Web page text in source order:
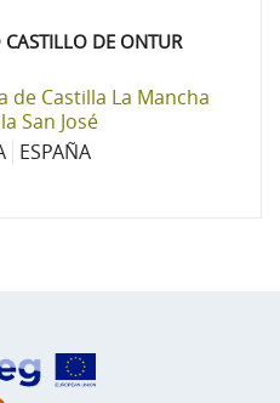
DE ONTUR
de Castilla La Mancha
San José
ESPAÑA